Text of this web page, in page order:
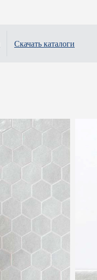
Скачать каталоги